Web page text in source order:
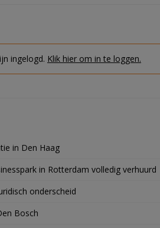
ingelogd. Klik hier om in te loggen.
in Den Haag
in Rotterdam volledig verhuurd
onderscheid
Bosch